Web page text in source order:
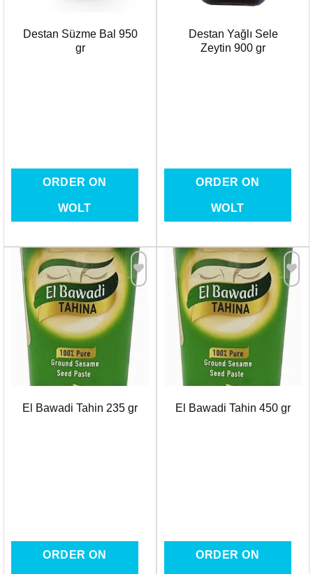
Destan Süzme Bal 950
gr
ORDER ON
WOLT
Destan Yağlı Sele
Zeytin 900 gr
ORDER ON
WOLT
Favorilere
Ekle
El Bawadi Tahin 235 gr
ORDER ON
Favorilere
Ekle
El Bawadi Tahin 450 gr
ORDER ON